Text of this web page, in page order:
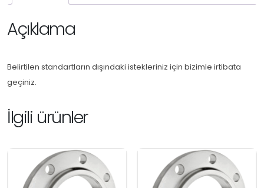
Açıklama
Belirtilen standartların dışındaki istekleriniz için bizimle irtibata
geçiniz.
İlgili ürünler